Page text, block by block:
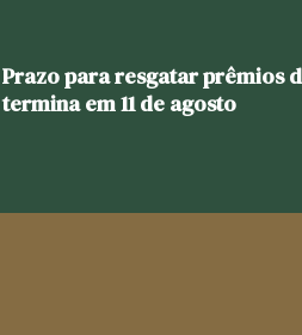
Prazo para resgatar prêmios
termina em 11 de agosto